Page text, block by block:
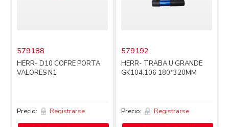
579188
HERR- D10 COFRE PORTA
VALORES N1
Precio: Registrarse
579192
HERR- TRABA U GRANDE
GK104.106 180*320MM
Precio: Registrarse